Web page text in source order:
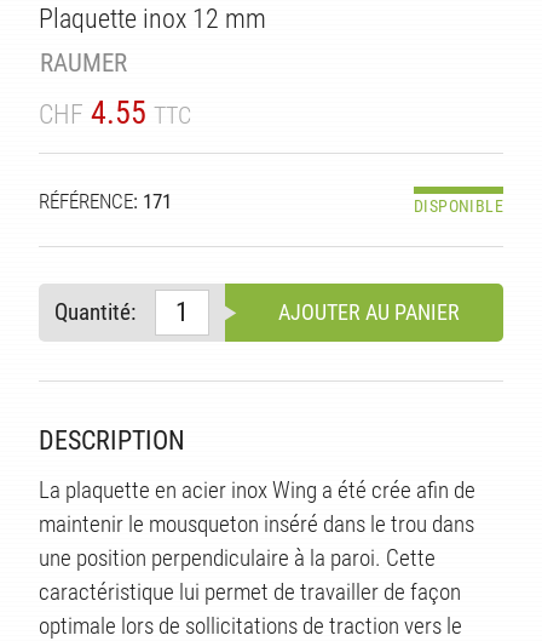
Plaquette inox 12 mm
RAUMER
CHF 4.55 TTC
RÉFÉRENCE: 171 DISPONIBLE
Quantité: AJOUTER AU PANIER
DESCRIPTION
La plaquette en acier inox Wing a été crée afin de
maintenir le mousqueton inséré dans le trou dans
une position perpendiculaire à la paroi. Cette
caractéristique lui permet de travailler de façon
optimale lors de sollicitations de traction vers le